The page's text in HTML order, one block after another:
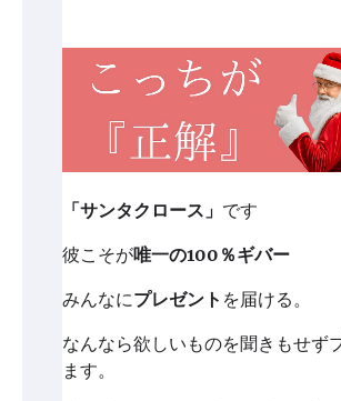
「サンタクロース」 です
彼こそが唯一の100％ギバー
みんなにプレゼント を届ける。
なんなら欲しいものを聞きもせず
ます。